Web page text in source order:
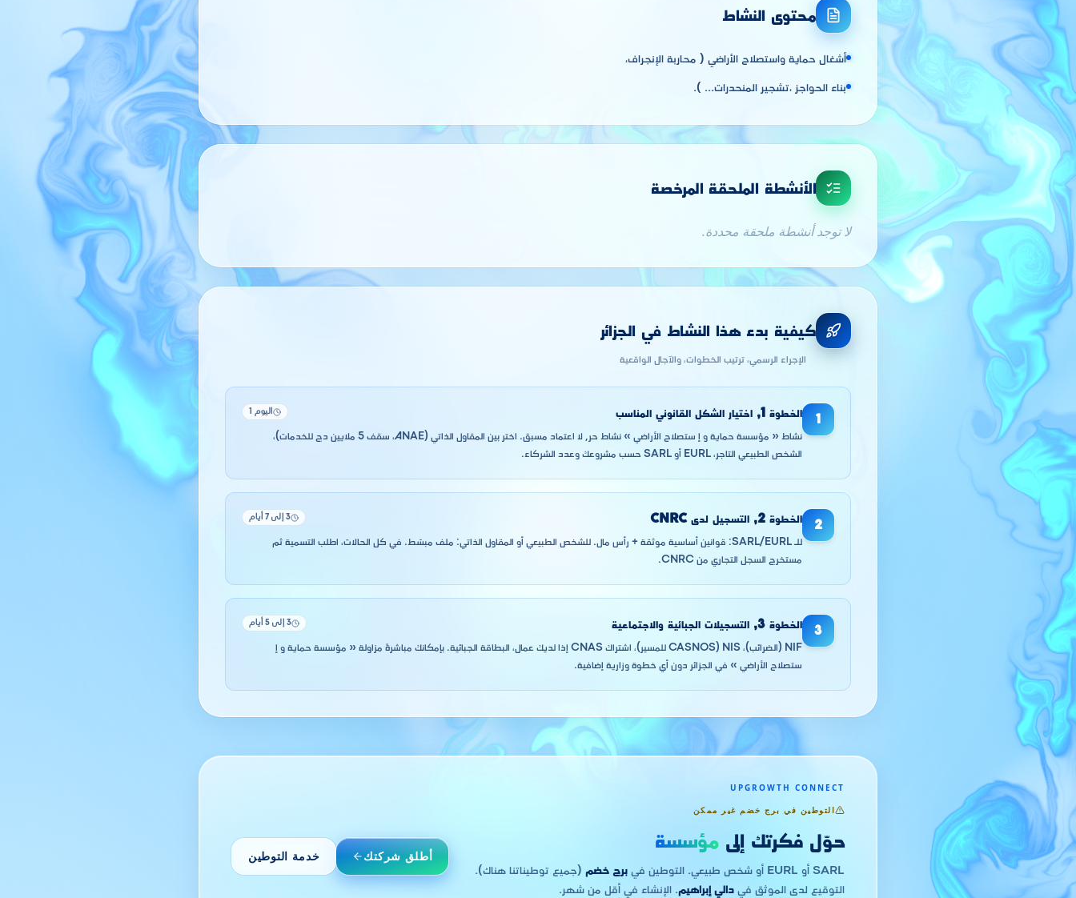
محتوى النشاط
أشغال حماية واستصلاح الأراضي ( محاربة الإنجراف،
بناء الحواجز ،تشجير المنحدرات... ).
الأنشطة الملحقة المرخصة
لا توجد أنشطة ملحقة محددة.
كيفية بدء هذا النشاط في الجزائر
الإجراء الرسمي، ترتيب الخطوات، والآجال الواقعية
1 الخطوة 1
, اختيار الشكل القانوني المناسب اليوم 1
نشاط « مؤسسة حماية و إ ستصلاح الأراضي » نشاط حر, لا اعتماد مسبق. اختر بين المقاول الذاتي (ANAE، سقف 5 ملايين دج للخدمات)،
الشخص الطبيعي التاجر، EURL أو SARL حسب مشروعك وعدد الشركاء.
2 الخطوة 2
, التسجيل لدى CNRC 3 إلى 7 أيام
للـ SARL/EURL: قوانين أساسية موثقة + رأس مال. للشخص الطبيعي أو المقاول الذاتي: ملف مبسّط. في كل الحالات، اطلب التسمية ثم
مستخرج السجل التجاري من CNRC.
3 الخطوة 3
, التسجيلات الجبائية والاجتماعية 3 إلى 5 أيام
NIF (الضرائب)، NIS (CASNOS للمسير)، اشتراك CNAS إذا لديك عمال، البطاقة الجبائية. بإمكانك مباشرةً مزاولة « مؤسسة حماية و إ
ستصلاح الأراضي » في الجزائر دون أي خطوة وزارية إضافية.
UPGROWTH CONNECT
التوطين في برج خضم غير ممكن
حوّل فكرتك إلى مؤسسة
SARL أو EURL أو شخص طبيعي. التوطين في برج خضم (جميع توطيناتنا هناك).
التوقيع لدى الموثق في دالي إبراهيم. الإنشاء في أقل من شهر.
أطلق شركتك خدمة التوطين